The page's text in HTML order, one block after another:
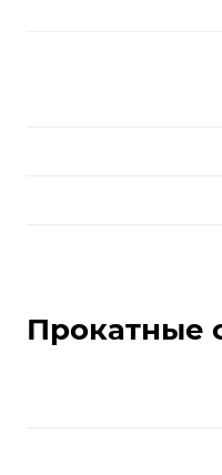
Прокатные